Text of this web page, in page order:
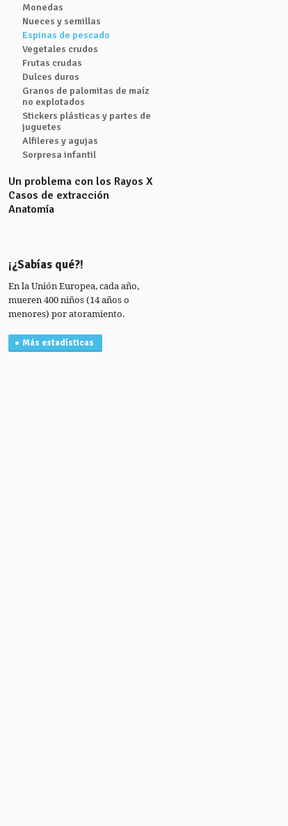
Monedas
Nueces y semillas
Espinas de pescado
Vegetales crudos
Frutas crudas
Dulces duros
Granos de palomitas de maíz
no explotados
Stickers plásticas y partes de
juguetes
Alfileres y agujas
Sorpresa infantil
Un problema con los Rayos X
Casos de extracción
Anatomía
¡¿Sabías qué?!
En la Unión Europea, cada año,
mueren 400 niños (14 años o
menores) por atoramiento.
Más estadísticas